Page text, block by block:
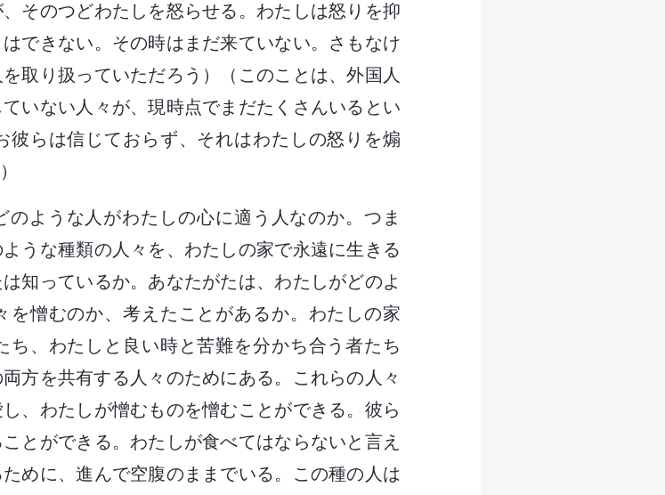
そのつどわたしを怒らせる。わたしは怒りを抑
できない。その時はまだ来ていない。さもなけ
取り扱っていただろう）（このことは、外国人
いない人々が、現時点でまだたくさんいるとい
彼らは信じておらず、それはわたしの怒りを煽
のような人がわたしの心に適う人なのか。つま
うな種類の人々を、わたしの家で永遠に生きる
知っているか。あなたがたは、わたしがどのよ
を憎むのか、考えたことがあるか。わたしの家
ち、わたしと良い時と苦難を分かち合う者たち
方を共有する人々のためにある。これらの人々
、わたしが憎むものを憎むことができる。彼ら
とができる。わたしが食べてはならないと言え
めに、進んで空腹のままでいる。この種の人は